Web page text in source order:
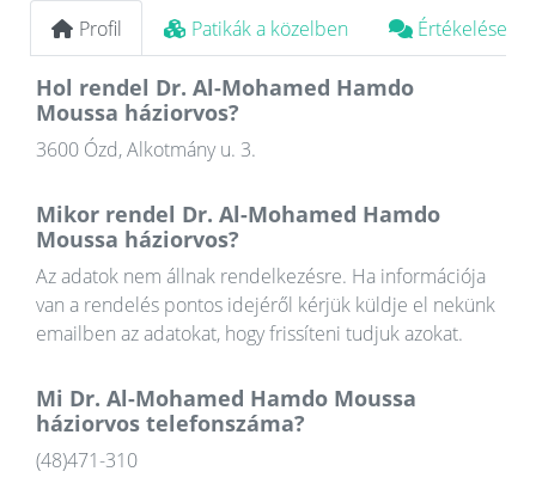
Profil Patikák a közelben Értékelések
Hol rendel Dr. Al-Mohamed Hamdo
Moussa háziorvos?
3600 Ózd, Alkotmány u. 3.
Mikor rendel Dr. Al-Mohamed Hamdo
Moussa háziorvos?
Az adatok nem állnak rendelkezésre. Ha információja
van a rendelés pontos idejéről kérjük küldje el nekünk
emailben az adatokat, hogy frissíteni tudjuk azokat.
Mi Dr. Al-Mohamed Hamdo Moussa
háziorvos telefonszáma?
(48)471-310